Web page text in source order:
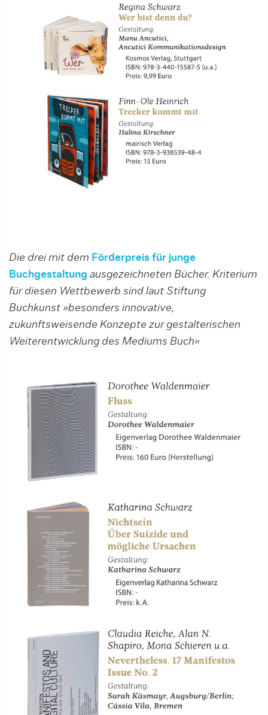
Die drei mit dem Förderpreis für junge
Buchgestaltung ausgezeichneten Bücher. Kriterium
für diesen Wettbewerb sind laut Stiftung
Buchkunst »besonders innovative,
zukunftsweisende Konzepte zur gestalterischen
Weiterentwicklung des Mediums Buch«